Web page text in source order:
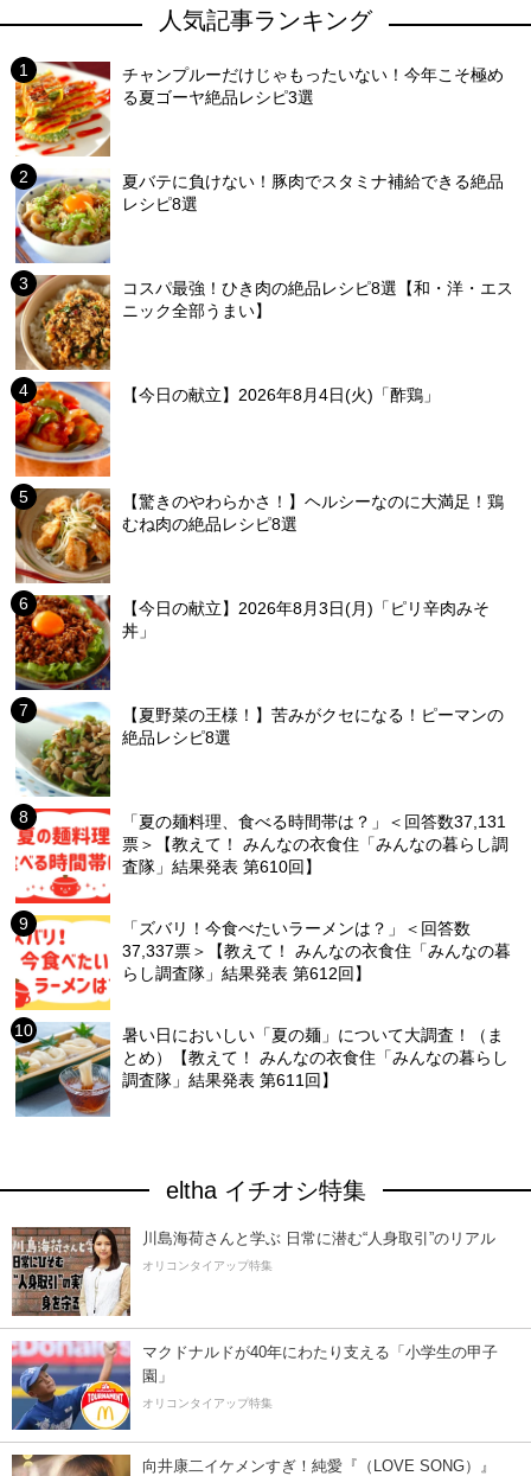
人気記事ランキング
チャンプルーだけじゃもったいない！今年こそ極め
る夏ゴーヤ絶品レシピ3選
夏バテに負けない！豚肉でスタミナ補給できる絶品
レシピ8選
コスパ最強！ひき肉の絶品レシピ8選【和・洋・エス
ニック全部うまい】
【今日の献立】2026年8月4日(火)「酢鶏」
【驚きのやわらかさ！】ヘルシーなのに大満足！鶏
むね肉の絶品レシピ8選
【今日の献立】2026年8月3日(月)「ピリ辛肉みそ
丼」
【夏野菜の王様！】苦みがクセになる！ピーマンの
絶品レシピ8選
「夏の麺料理、食べる時間帯は？」＜回答数37,131
票＞【教えて！ みんなの衣食住「みんなの暮らし調
査隊」結果発表 第610回】
「ズバリ！今食べたいラーメンは？」＜回答数
37,337票＞【教えて！ みんなの衣食住「みんなの暮
らし調査隊」結果発表 第612回】
暑い日においしい「夏の麺」について大調査！（ま
とめ）【教えて！ みんなの衣食住「みんなの暮らし
調査隊」結果発表 第611回】
eltha イチオシ特集
川島海荷さんと学ぶ 日常に潜む“人身取引”のリアル
オリコンタイアップ特集
マクドナルドが40年にわたり支える「小学生の甲子
園」
オリコンタイアップ特集
向井康二イケメンすぎ！純愛『（LOVE SONG）』